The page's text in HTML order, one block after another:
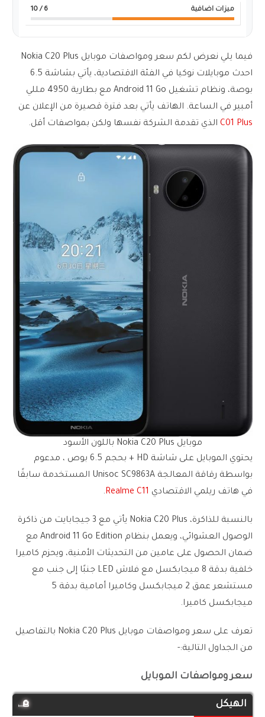
ميزات اضافية 6
/ 10
فيما يلي نعرض لكم سعر ومواصفات موبايل Nokia C20 Plus
احدث موبايلات نوكيا في الفئة الاقتصادية، يأتي بشاشة 6.5
بوصة، ونظام تشغيل Android 11 Go مع بطارية 4950 مللي
أمبير في الساعة. الهاتف يأتي بعد فترة قصيرة من الإعلان عن
C01 Plus الذي تقدمة الشركة نفسها ولكن بمواصفات أقل.
موبايل Nokia C20 Plus باللون الأسود
يحتوي الموبايل على شاشة HD + بحجم 6.5 بوص ، مدعوم
بواسطة رقاقة المعالجة Unisoc SC9863A المستخدمة سابقًا
في هاتف ريلمي الاقتصادي Realme C11
.
بالنسبة للذاكرة، Nokia C20 Plus يأتي مع 3 جيجابايت من ذاكرة
الوصول العشوائي، ويعمل بنظام Android 11 Go Edition مع
ضمان الحصول على عامين من التحديثات الأمنية، ويحزم كاميرا
خلفية بدقة 8 ميجابكسل مع فلاش LED جنبًا إلى جنب مع
مستشعر عمق 2 ميجابكسل وكاميرا أمامية بدقة 5
ميجابكسل كاميرا.
تعرف على سعر ومواصفات موبايل Nokia C20 Plus بالتفاصيل
من الجداول التالية:-
سعر ومواصفات الموبايل
الهيكل